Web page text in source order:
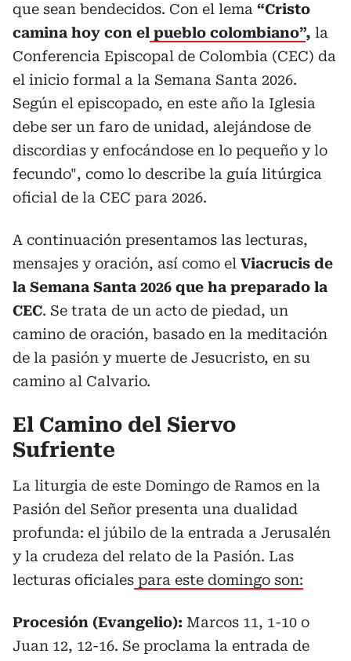
que sean bendecidos. Con el lema “Cristo
camina hoy con el pueblo colombiano”, la
Conferencia Episcopal de Colombia (CEC) da
el inicio formal a la Semana Santa 2026.
Según el episcopado, en este año la Iglesia
debe ser un faro de unidad, alejándose de
discordias y enfocándose en lo pequeño y lo
fecundo", como lo describe la guía litúrgica
oficial de la CEC para 2026.
A continuación presentamos las lecturas,
mensajes y oración, así como el Viacrucis de
la Semana Santa 2026 que ha preparado la
CEC. Se trata de un acto de piedad, un
camino de oración, basado en la meditación
de la pasión y muerte de Jesucristo, en su
camino al Calvario.
El Camino del Siervo
Sufriente
La liturgia de este Domingo de Ramos en la
Pasión del Señor presenta una dualidad
profunda: el júbilo de la entrada a Jerusalén
y la crudeza del relato de la Pasión. Las
lecturas oficiales para este domingo son:
Procesión (Evangelio): Marcos 11, 1-10 o
Juan 12, 12-16. Se proclama la entrada de